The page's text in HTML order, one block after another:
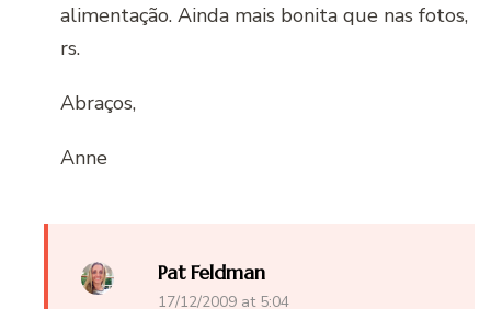
alimentação. Ainda mais bonita que nas fotos,
rs.
Abraços,
Anne
Pat Feldman
17/12/2009 at 5:04